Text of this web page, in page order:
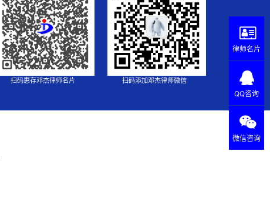
扫码惠存邓杰律师名片 扫码添加邓杰律师微信
律师名片
QQ咨询
微信咨询